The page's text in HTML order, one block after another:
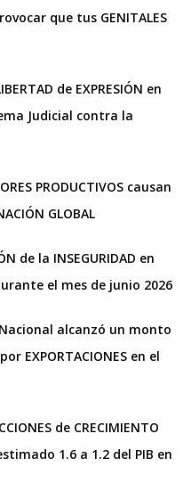
que tus GENITALES
de EXPRESIÓN en
Judicial contra la
PRODUCTIVOS causan
GLOBAL
de la INSEGURIDAD en
el mes de junio 2026
Nacional alcanzó un monto
EXPORTACIONES en el
de CRECIMIENTO
1.6 a 1.2 del PIB en